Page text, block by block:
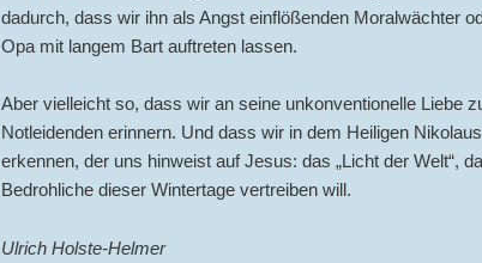
dadurch, dass wir ihn als Angst einflößenden Moralwächter
Opa mit langem Bart auftreten lassen.
Aber vielleicht so, dass wir an seine unkonventionelle Liebe
Notleidenden erinnern. Und dass wir in dem Heiligen
erkennen, der uns hinweist auf Jesus: das „Licht der Welt“,
Bedrohliche dieser Wintertage vertreiben will.
Ulrich Holste-Helmer